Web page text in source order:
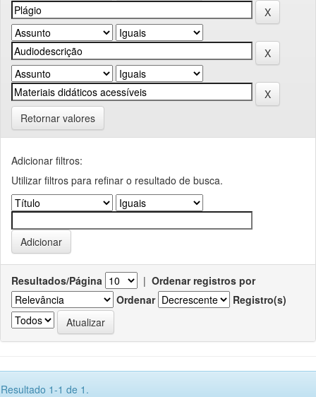
Retornar valores
Adicionar filtros:
Utilizar filtros para refinar o resultado de busca.
Resultados/Página | Ordenar registros por
Ordenar
Registro(s)
Resultado 1-1 de 1.